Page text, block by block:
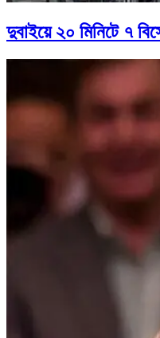
দুবাইয়ে ২০ মিনিটে ৭